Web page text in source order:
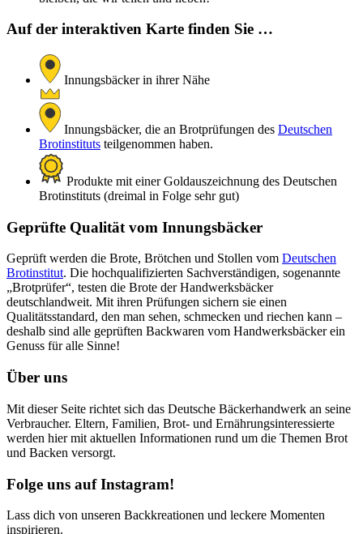
Auf der interaktiven Karte finden Sie …
Innungsbäcker in ihrer Nähe
Innungsbäcker, die an Brotprüfungen des Deutschen
Brotinstituts teilgenommen haben.
Produkte mit einer Goldauszeichnung des Deutschen
Brotinstituts (dreimal in Folge sehr gut)
Geprüfte Qualität vom Innungsbäcker
Geprüft werden die Brote, Brötchen und Stollen vom Deutschen
Brotinstitut. Die hochqualifizierten Sachverständigen, sogenannte
„Brotprüfer“, testen die Brote der Handwerksbäcker
deutschlandweit. Mit ihren Prüfungen sichern sie einen
Qualitätsstandard, den man sehen, schmecken und riechen kann –
deshalb sind alle geprüften Backwaren vom Handwerksbäcker ein
Genuss für alle Sinne!
Über uns
Mit dieser Seite richtet sich das Deutsche Bäckerhandwerk an seine
Verbraucher. Eltern, Familien, Brot- und Ernährungsinteressierte
werden hier mit aktuellen Informationen rund um die Themen Brot
und Backen versorgt.
Folge uns auf Instagram!
Lass dich von unseren Backkreationen und leckere Momenten
inspirieren.